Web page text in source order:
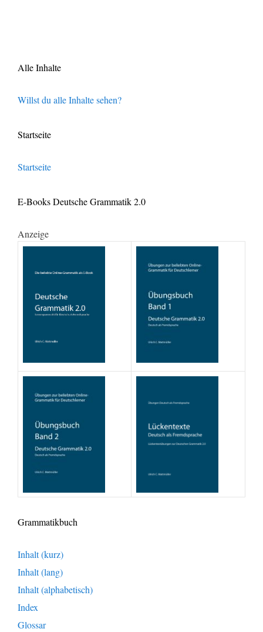
Alle Inhalte
Willst du alle Inhalte sehen?
Startseite
Startseite
E-Books Deutsche Grammatik 2.0
Anzeige
Grammatikbuch
Inhalt (kurz)
Inhalt (lang)
Inhalt (alphabetisch)
Index
Glossar